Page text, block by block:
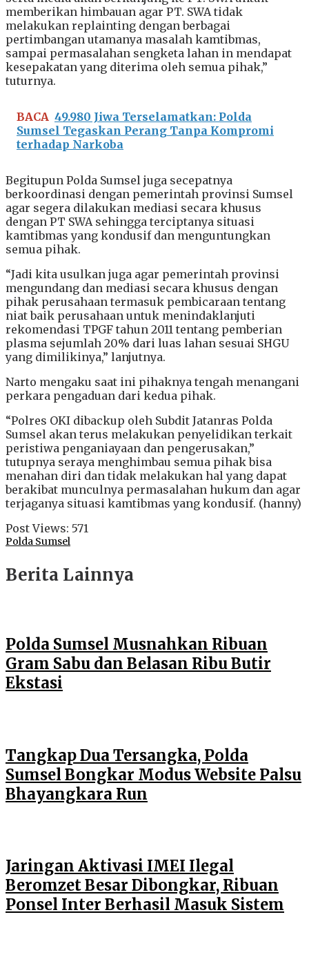
memberikan himbauan agar PT. SWA tidak
melakukan replainting dengan berbagai
pertimbangan utamanya masalah kamtibmas,
sampai permasalahan sengketa lahan in mendapat
kesepakatan yang diterima oleh semua pihak,”
tuturnya.
BACA 49.980 Jiwa Terselamatkan: Polda
Sumsel Tegaskan Perang Tanpa Kompromi
terhadap Narkoba
Begitupun Polda Sumsel juga secepatnya
berkoordinasi dengan pemerintah provinsi Sumsel
agar segera dilakukan mediasi secara khusus
dengan PT SWA sehingga terciptanya situasi
kamtibmas yang kondusif dan menguntungkan
semua pihak.
“Jadi kita usulkan juga agar pemerintah provinsi
mengundang dan mediasi secara khusus dengan
pihak perusahaan termasuk pembicaraan tentang
niat baik perusahaan untuk menindaklanjuti
rekomendasi TPGF tahun 2011 tentang pemberian
plasma sejumlah 20% dari luas lahan sesuai SHGU
yang dimilikinya,” lanjutnya.
Narto mengaku saat ini pihaknya tengah menangani
perkara pengaduan dari kedua pihak.
“Polres OKI dibackup oleh Subdit Jatanras Polda
Sumsel akan terus melakukan penyelidikan terkait
peristiwa penganiayaan dan pengerusakan,”
tutupnya seraya menghimbau semua pihak bisa
menahan diri dan tidak melakukan hal yang dapat
berakibat munculnya permasalahan hukum dan agar
terjaganya situasi kamtibmas yang kondusif. (hanny)
Post Views: 571
Polda Sumsel
Berita Lainnya
Polda Sumsel Musnahkan Ribuan
Gram Sabu dan Belasan Ribu Butir
Ekstasi
Tangkap Dua Tersangka, Polda
Sumsel Bongkar Modus Website Palsu
Bhayangkara Run
Jaringan Aktivasi IMEI Ilegal
Beromzet Besar Dibongkar, Ribuan
Ponsel Inter Berhasil Masuk Sistem